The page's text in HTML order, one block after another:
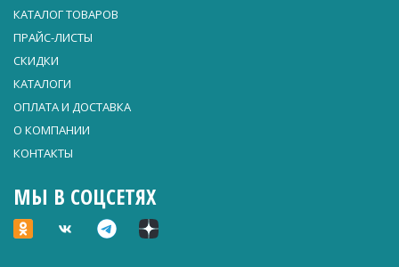
КАТАЛОГ ТОВАРОВ
ПРАЙС-ЛИСТЫ
СКИДКИ
КАТАЛОГИ
ОПЛАТА И ДОСТАВКА
О КОМПАНИИ
КОНТАКТЫ
МЫ В СОЦСЕТЯХ